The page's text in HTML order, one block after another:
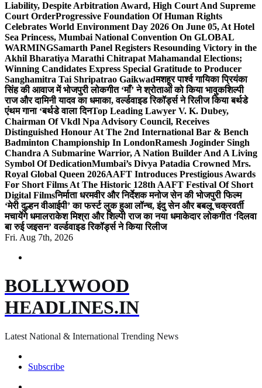
Liability, Despite Arbitration Award, High Court And Supreme
Court OrderProgressive Foundation Of Human Rights
Celebrates World Environment Day 2026 On June 05, At Hotel
Sea Princess, Mumbai National Convention On GLOBAL
WARMINGSamarth Panel Registers Resounding Victory in the
Akhil Bharatiya Marathi Chitrapat Mahamandal Elections;
Winning Candidates Express Special Gratitude to Producer
Sanghamitra Tai Shripatrao Gaikwadमशहूर पार्श्व गायिका प्रियंका
सिंह की आवाज में भोजपुरी लोकगीत ‘माँ’ ने श्रोताओं को किया भावुकशिल्पी
राज और दामिनी यादव का धमाका, वर्ल्डवाइड रिकॉर्ड्स ने रिलीज किया बर्थडे
एंथम गाना ‘बर्थडे वाला दिनTop Leading Lawyer V. K. Dubey,
Chairman Of Vkdl Npa Advisory Council, Receives
Distinguished Honour At The 2nd International Bar & Bench
Badminton Championship In LondonRamesh Joginder Singh
Chandra A Submarine Warrior, A Nation Builder And A Living
Symbol Of DedicationMumbai’s Divya Patadia Crowned Mrs.
Royal Global Queen 2026AAFT Introduces Prestigious Awards
For Short Films At The Historic 128th AAFT Festival Of Short
Digital Filmsनिर्माता धरमवीर और निर्देशक मनोज सेन की भोजपुरी फिल्म
‘मेरी दुल्हन वीआईपी’ का फर्स्ट लुक हुआ लॉन्च, इंदु सेन और बबलू चक्रवर्ती
मचायेंगे धमालराकेश मिश्रा और शिल्पी राज का नया धमाकेदार लोकगीत ‘दिलवा
बा रुई जइसन’ वर्ल्डवाइड रिकॉर्ड्स ने किया रिलीज
Fri. Aug 7th, 2026
BOLLYWOOD
HEADLINES.IN
Latest National & International Trending News
Subscribe